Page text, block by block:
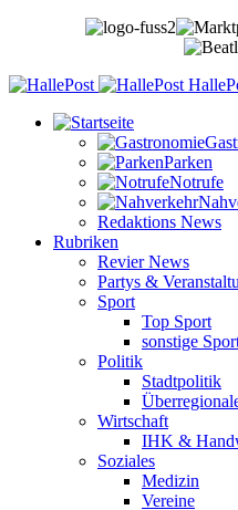
Parken
Notrufe
Redaktions News
Rubriken
Revier News
Partys &
Sport
Top Sport
sonstige
Politik
Stadtpolitik
Wirtschaft
IHK &
Soziales
Medizin
Vereine